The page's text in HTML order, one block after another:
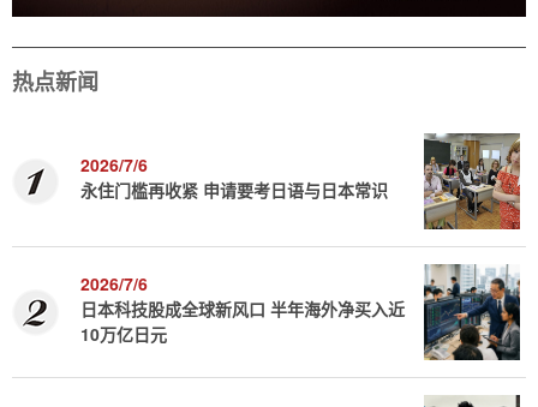
热点新闻
2026/7/6
永住门槛再收紧 申请要考日语与日本常识
2026/7/6
日本科技股成全球新风口 半年海外净买入近
10万亿日元